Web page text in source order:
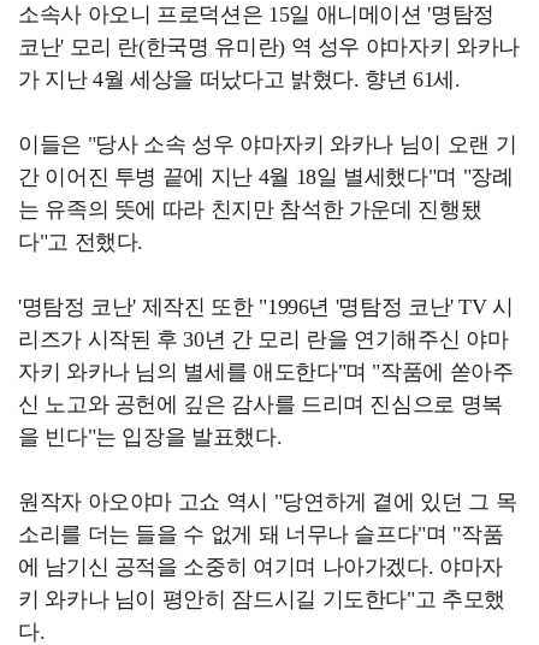
소속사 아오니 프로덕션은 15일 애니메이션 '명탐정
코난' 모리 란(한국명 유미란) 역 성우 야마자키 와카나
가 지난 4월 세상을 떠났다고 밝혔다. 향년 61세.
이들은 "당사 소속 성우 야마자키 와카나 님이 오랜 기
간 이어진 투병 끝에 지난 4월 18일 별세했다"며 "장례
는 유족의 뜻에 따라 친지만 참석한 가운데 진행됐
다"고 전했다.
'명탐정 코난' 제작진 또한 "1996년 '명탐정 코난' TV 시
리즈가 시작된 후 30년 간 모리 란을 연기해주신 야마
자키 와카나 님의 별세를 애도한다"며 "작품에 쏟아주
신 노고와 공헌에 깊은 감사를 드리며 진심으로 명복
을 빈다"는 입장을 발표했다.
원작자 아오야마 고쇼 역시 "당연하게 곁에 있던 그 목
소리를 더는 들을 수 없게 돼 너무나 슬프다"며 "작품
에 남기신 공적을 소중히 여기며 나아가겠다. 야마자
키 와카나 님이 평안히 잠드시길 기도한다"고 추모했
다.